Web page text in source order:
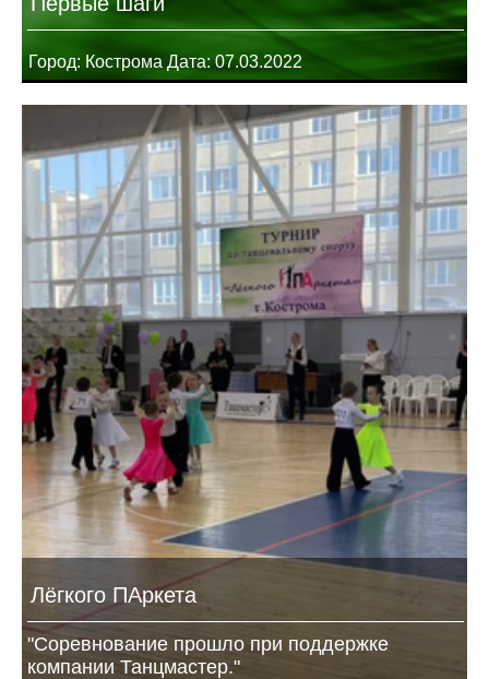
Город: Кострома Дата: 07.03.2022
Лёгкого ПАркета
"Соревнование прошло при поддержке
компании Танцмастер."